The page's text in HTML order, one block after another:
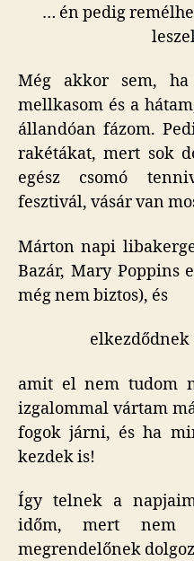
… én pedig
Még akkor sem,
mellkasom és a
állandóan fázom.
rakétákat, mert sok
egész csomó
fesztivál, vásár van
Márton napi
Bazár, Mary Poppins
még nem biztos), és
elkezdődnek
amit el nem tudom
izgalommal vártam
fogok járni, és ha
kezdek is!
Így telnek a
időm, mert nem
megrendelőnek